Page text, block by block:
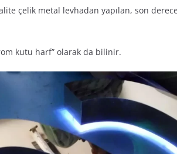
çelik metal levhadan yapılan, son
kutu harf” olarak da bilinir.